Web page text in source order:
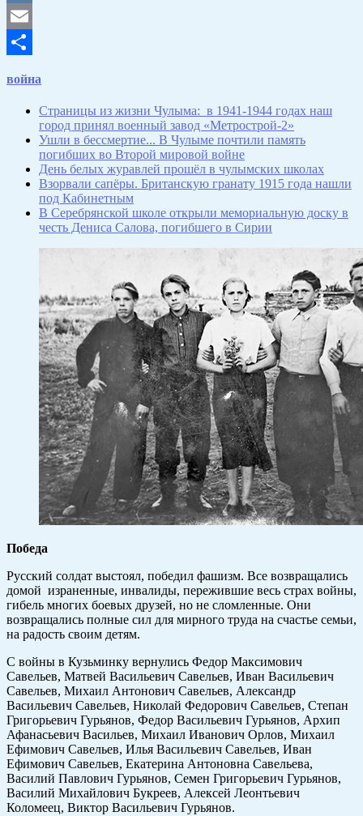
VK
Email
война
Страницы из жизни Чулыма: в 1941-1944 годах наш
город принял военный завод «Метрострой-2»
Ушли в бессмертие... В Чулыме почтили память
погибших во Второй мировой войне
День белых журавлей прошёл в чулымских школах
Взорвали сапёры. Британскую гранату 1915 года нашли
под Кабинетным
В Серебрянской школе открыли мемориальную доску в
честь Дениса Салова, погибшего в Сирии
Победа
Русский солдат выстоял, победил фашизм. Все возвращались
домой израненные, инвалиды, пережившие весь страх войны,
гибель многих боевых друзей, но не сломленные. Они
возвращались полные сил для мирного труда на счастье семьи,
на радость своим детям.
С войны в Кузьминку вернулись Федор Максимович
Савельев, Матвей Васильевич Савельев, Иван Васильевич
Савельев, Михаил Антонович Савельев, Александр
Васильевич Савельев, Николай Федорович Савельев, Степан
Григорьевич Гурьянов, Федор Васильевич Гурьянов, Архип
Афанасьевич Васильев, Михаил Иванович Орлов, Михаил
Ефимович Савельев, Илья Васильевич Савельев, Иван
Ефимович Савельев, Екатерина Антоновна Савельева,
Василий Павлович Гурьянов, Семен Григорьевич Гурьянов,
Василий Михайлович Букреев, Алексей Леонтьевич
Коломеец, Виктор Васильевич Гурьянов.